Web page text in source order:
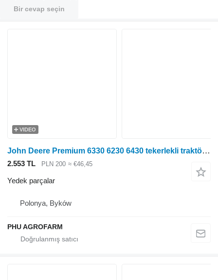
Bir cevap seçin
VIDEO
John Deere Premium 6330 6230 6430 tekerlekli traktör için Parts, ersatzteile, pieces John Deere 6330 6230 6430 Premium parçalar, yedek parçalar, parçalar
2.553 TL PLN 200 ≈ €46,45
Yedek parçalar
Polonya, Byków
PHU AGROFARM